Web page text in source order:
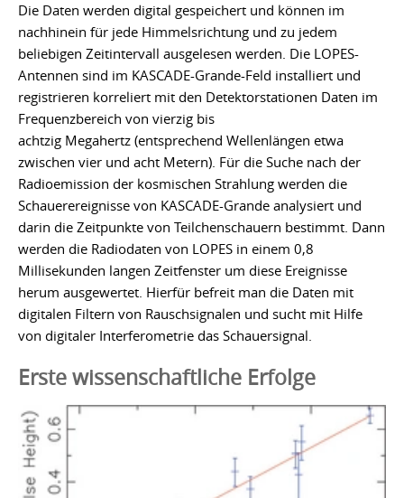
Die Daten werden digital gespeichert und können im
nachhinein für jede Himmelsrichtung und zu jedem
beliebigen Zeitintervall ausgelesen werden. Die LOPES-
Antennen sind im KASCADE-Grande-Feld installiert und
registrieren korreliert mit den Detektorstationen Daten im
Frequenzbereich von vierzig bis
achtzig Megahertz (entsprechend Wellenlängen etwa
zwischen vier und acht Metern). Für die Suche nach der
Radioemission der kosmischen Strahlung werden die
Schauerereignisse von KASCADE-Grande analysiert und
darin die Zeitpunkte von Teilchenschauern bestimmt. Dann
werden die Radiodaten von LOPES in einem 0,8
Millisekunden langen Zeitfenster um diese Ereignisse
herum ausgewertet. Hierfür befreit man die Daten mit
digitalen Filtern von Rauschsignalen und sucht mit Hilfe
von digitaler Interferometrie das Schauersignal.
Erste wissenschaftliche Erfolge